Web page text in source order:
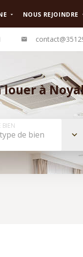
NOUS REJOINDRE
à
BIEN
de bien